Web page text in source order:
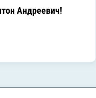
Андреевич!